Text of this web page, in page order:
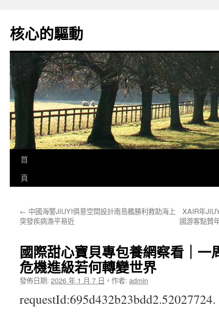
主
要
核心的驅動
首
頁
← 中國海警JIUYI俱意空間設計南島艦勝利救助海上
突發疾病漁平易近
XAIR年
國游客點贊
國際甜心寶貝專包養網察看｜一
危機進級若何轉變世界
發佈日期: 2026 年 1 月 7 日 ， 作者: admin
requestId:695d432b23bdd2.52027724.